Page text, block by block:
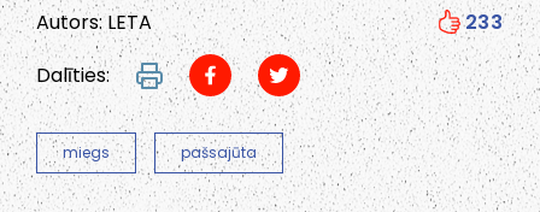
Autors: LETA
233
Dalīties:
miegs pašsajūta